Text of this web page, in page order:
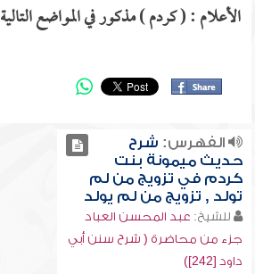
الأعلام : ( كردم ) مذكور في المواضع التالية
الفهرس: شرح
حديث ميمونة بنت
كردم في تزويج من لم
تولد , تزويج من لم يولد
للشيخ: عبد المحسن العباد
جزء من محاضرة ( شرح سنن أبي
داود [242])